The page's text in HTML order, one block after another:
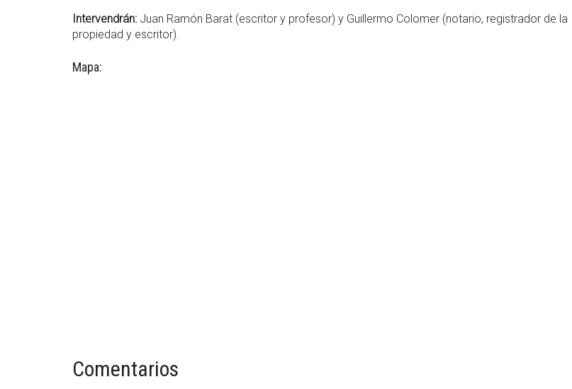
Intervendrán: Juan Ramón Barat (escritor y profesor) y Guillermo Colomer (notario, registrador de la
propiedad y escritor).
Mapa:
Comentarios